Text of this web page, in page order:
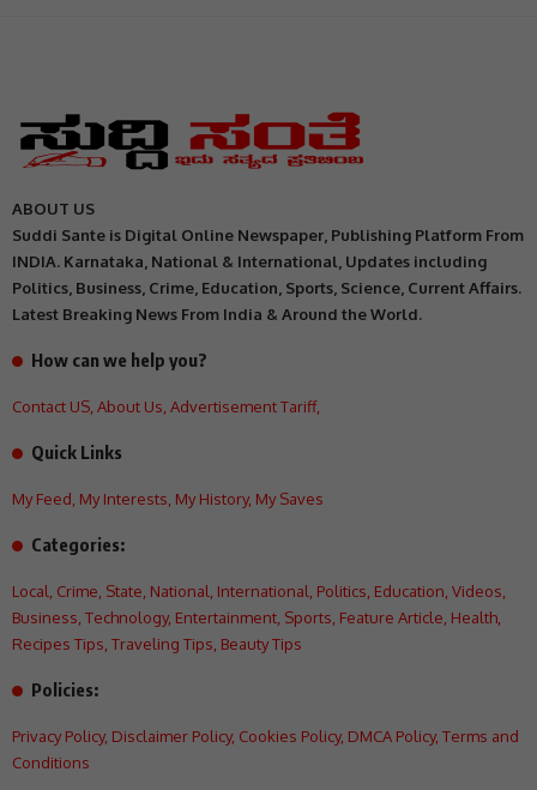
ABOUT US
Suddi Sante is Digital Online Newspaper, Publishing Platform From
INDIA. Karnataka, National & International, Updates including
Politics, Business, Crime, Education, Sports, Science, Current Affairs.
Latest Breaking News From India & Around the World.
How can we help you?
Contact US About Us Advertisement Tariff,
Quick Links
My Feed My Interests My History, My Saves
Categories:
Local Crime State National International Politics Education Videos
Business Technology, Entertainment Sports Feature Article Health
Recipes Tips Traveling Tips Beauty Tips
Policies:
Privacy Policy, Disclaimer Policy, Cookies Policy, DMCA Policy, Terms and
Conditions